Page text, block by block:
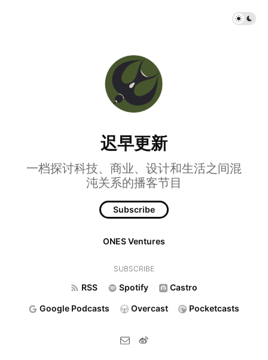
迟早更新
一档探讨科技、商业、设计和生活之间混
沌关系的播客节目
Subscribe
ONES Ventures
SUBSCRIBE
RSS Spotify Castro
Google Podcasts Overcast Pocketcasts